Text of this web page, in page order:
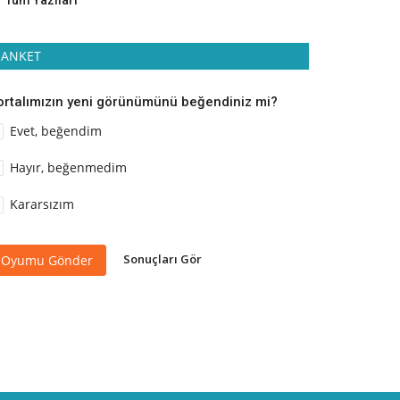
ANKET
yeni görünümünü beğendiniz mi?
Evet, beğendim
Hayır, beğenmedim
Kararsızım
Oyumu Gönder Sonuçları Gör